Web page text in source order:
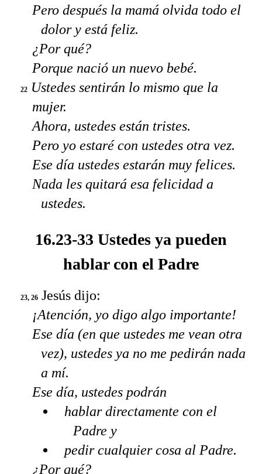
Pero después la mamá olvida todo el
dolor y está feliz.
¿Por qué?
Porque nació un nuevo bebé.
22 Ustedes sentirán lo mismo que la
mujer.
Ahora, ustedes están tristes.
Pero yo estaré con ustedes otra vez.
Ese día ustedes estarán muy felices.
Nada les quitará esa felicidad a
ustedes.
16.23-33 Ustedes ya pueden
hablar con el Padre
23, 26 Jesús dijo:
¡Atención, yo digo algo importante!
Ese día (en que ustedes me vean otra
vez), ustedes ya no me pedirán nada
a mí.
Ese día, ustedes podrán
hablar directamente con el
Padre y
pedir cualquier cosa al Padre.
¿Por qué?